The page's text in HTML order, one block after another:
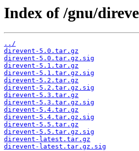
Index of /gnu/
../
direvent-5.0.tar.gz
direvent-5.0.tar.gz.sig
direvent-5.1.tar.gz
direvent-5.1.tar.gz.sig
direvent-5.2.tar.gz
direvent-5.2.tar.gz.sig
direvent-5.3.tar.gz
direvent-5.3.tar.gz.sig
direvent-5.4.tar.gz
direvent-5.4.tar.gz.sig
direvent-5.5.tar.gz
direvent-5.5.tar.gz.sig
direvent-latest.tar.gz
direvent-latest.tar.gz.sig